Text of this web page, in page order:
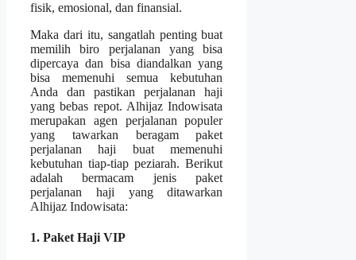
fisik, emosional, dan finansial.
Maka dari itu, sangatlah penting buat
memilih biro perjalanan yang bisa
dipercaya dan bisa diandalkan yang
bisa memenuhi semua kebutuhan
Anda dan pastikan perjalanan haji
yang bebas repot. Alhijaz Indowisata
merupakan agen perjalanan populer
yang tawarkan beragam paket
perjalanan haji buat memenuhi
kebutuhan tiap-tiap peziarah. Berikut
adalah bermacam jenis paket
perjalanan haji yang ditawarkan
Alhijaz Indowisata:
1. Paket Haji VIP